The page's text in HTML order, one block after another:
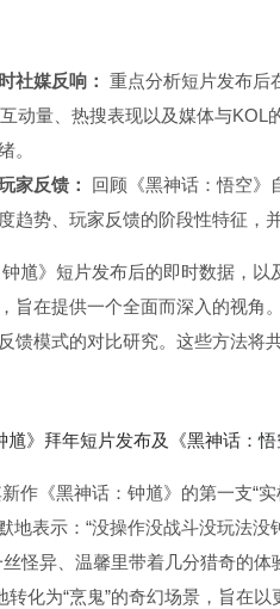
社媒反响： 重点分析短片发布后
动量、热搜表现以及媒体与
。
家反馈： 回顾《黑神话：悟空》
趋势、玩家反馈的阶段性特征，
钟馗》短片发布后的即时数据，以
旨在提供一个全面而深入的视
馈模式的对比研究。这些方法
》拜年短片发布及《黑神话：
作《黑神话：钟馗》的第一支“
地表示：“没操作没战斗没玩法
怪异、温馨里带着几分猎奇的体
转化为“烹鬼”的奇幻场景，旨在